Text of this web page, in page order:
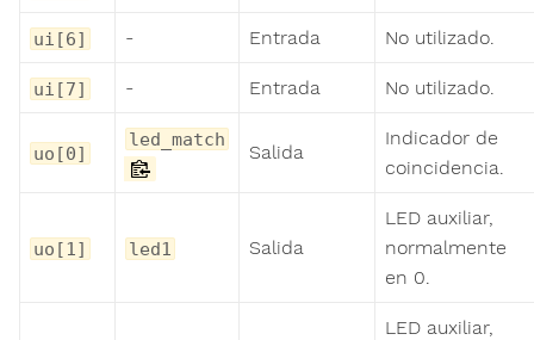
ui[6] - Entrada No utilizado.
ui[7] - Entrada No utilizado.
uo[0]
led_match
Salida
Indicador de
coincidencia.
uo[1] led1 Salida
LED auxiliar,
normalmente
en 0.
LED auxiliar,